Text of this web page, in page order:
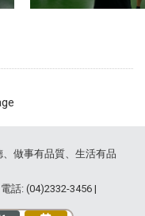
做事有品質、生活有品
話: (04)2332-3456 |